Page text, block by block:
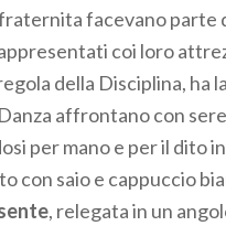
facevano parte
coi loro
della Disciplina, ha
affrontano con
per mano e per il dito
con saio e cappuccio
, relegata in un